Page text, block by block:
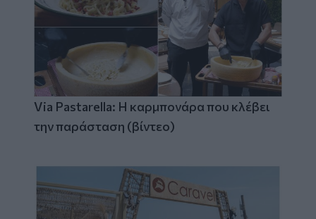
Via Pastarella: Η καρμπονάρα που κλέβει
την παράσταση (βίντεο)